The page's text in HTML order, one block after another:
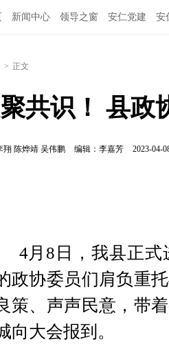
新闻中心 领导之窗 安仁党建 安
> 正文
共识！ 县政
翔 陈烨靖 吴伟鹏 编辑：李嘉芳 2023-04-
4月8日，我县正
政协委员们肩负重
策、声声民意，带
向大会报到。